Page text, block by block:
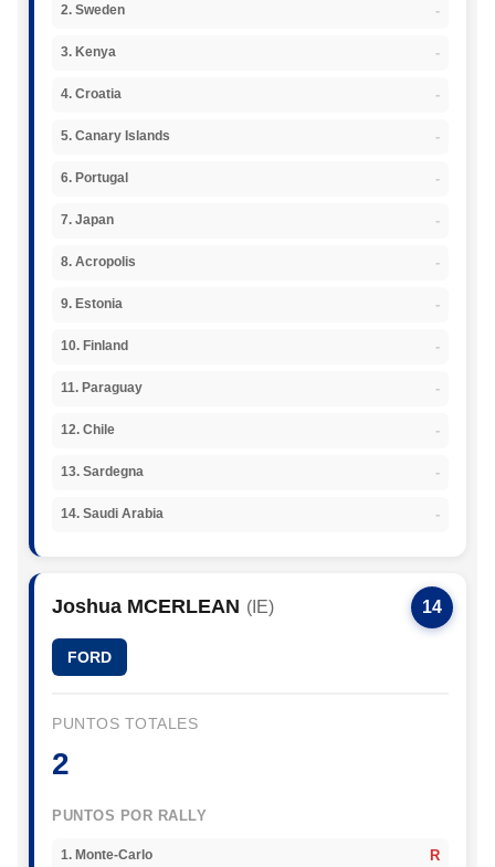
2. Sweden -
3. Kenya -
4. Croatia -
5. Canary Islands -
6. Portugal -
7. Japan -
8. Acropolis -
9. Estonia -
10. Finland -
11. Paraguay -
12. Chile -
13. Sardegna -
14. Saudi Arabia -
14
Joshua MCERLEAN (IE)
FORD
PUNTOS TOTALES
2
PUNTOS POR RALLY
1. Monte-Carlo R